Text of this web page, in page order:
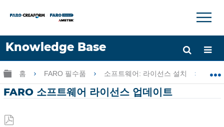
Knowledge Base
언어
도움 받기 로그인
×
글로벌 계층 확장/축소
홈 FARO 필수품 소프트웨어: 라이선스 설치
FARO 소프트웨어 라이선스 업데이트